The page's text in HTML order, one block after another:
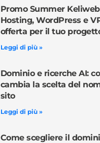
Promo Summer
Hosting, WordPress e
offerta per il tuo
Leggi di più »
Dominio e ricerche AI:
cambia la scelta del
sito
Leggi di più »
Come scegliere il